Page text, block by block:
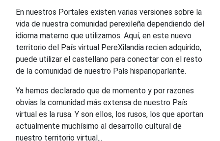
En nuestros Portales existen varias versiones sobre la
vida de nuestra comunidad perexileña dependiendo del
idioma materno que utilizamos. Aquí, en este nuevo
territorio del País virtual PereXilandia recien adquirido,
puede utilizar el castellano para conectar con el resto
de la comunidad de nuestro País hispanoparlante.
Ya hemos declarado que de momento y por razones
obvias la comunidad más extensa de nuestro País
virtual es la rusa. Y son ellos, los rusos, los que aportan
actualmente muchísimo al desarrollo cultural de
nuestro territorio virtual...